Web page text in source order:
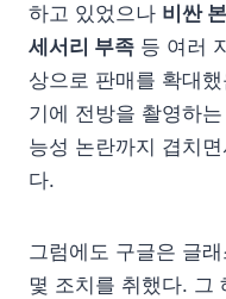
하고 있었으나 비싼
세서리 부족 등 여러
상으로 판매를 확대
기에 전방을 촬영하
능성 논란까지 겹치
다.
그럼에도 구글은 글
몇 조치를 취했다. 그